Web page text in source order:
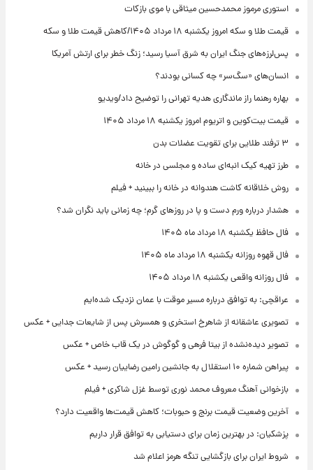
استوری مرموز محمدحسین میثاقی با موی بازکات
قیمت طلا و سکه امروز یکشنبه ۱۸ مرداد ۱۴۰۵/کاهش قیمت طلا و سکه
پس‌لرزه‌های جنگ ایران به شرق آسیا رسید؛ زنگ خطر برای ارتش آمریکا
انسان‌های «سگ‌سر» چه کسانی بودند؟
بهاره رهنما راز ماندگاری هدیه تهرانی را توضیح داد/ویدیو
قیمت بیت‌کوین و اتریوم امروز یکشنبه ۱۸ مرداد ۱۴۰۵
۳ ترفند طلایی برای تقویت عضلات بدن
طرز تهیه کیک انبه‌ای ساده و مجلسی در خانه
روش خلاقانه کاشت هندوانه در خانه را ببینید + فیلم
هشدار درباره ورم دست و پا در روزهای گرم؛ چه زمانی باید نگران شد؟
فال حافظ یکشنبه ۱۸ مرداد ماه ۱۴۰۵
فال قهوه روزانه یکشنبه ۱۸ مرداد ماه ۱۴۰۵
فال روزانه واقعی یکشنبه ۱۸ مرداد ۱۴۰۵
عراقچی: به توافق درباره مسیر موقت با عمان نزدیک شده‌ایم
تصویری عاشقانه از شاهرخ استخری و همسرش پس از شایعات جدایی + عکس
تصویر دیده‌نشده از بیتا فرهی و گوگوش در یک قاب خاص + عکس
پیراهن شماره ۱۰ استقلال به جانشین رامین رضاییان رسید + عکس
بازخوانی آهنگ معروف محمد نوری توسط غزل شاکری + فیلم
آخرین وضعیت قیمت برنج و حبوبات؛ کاهش قیمت‌ها واقعیت دارد؟
پزشکیان: در بهترین زمان برای دستیابی به توافق قرار داریم
شروط ایران برای بازگشایی تنگه هرمز اعلام شد